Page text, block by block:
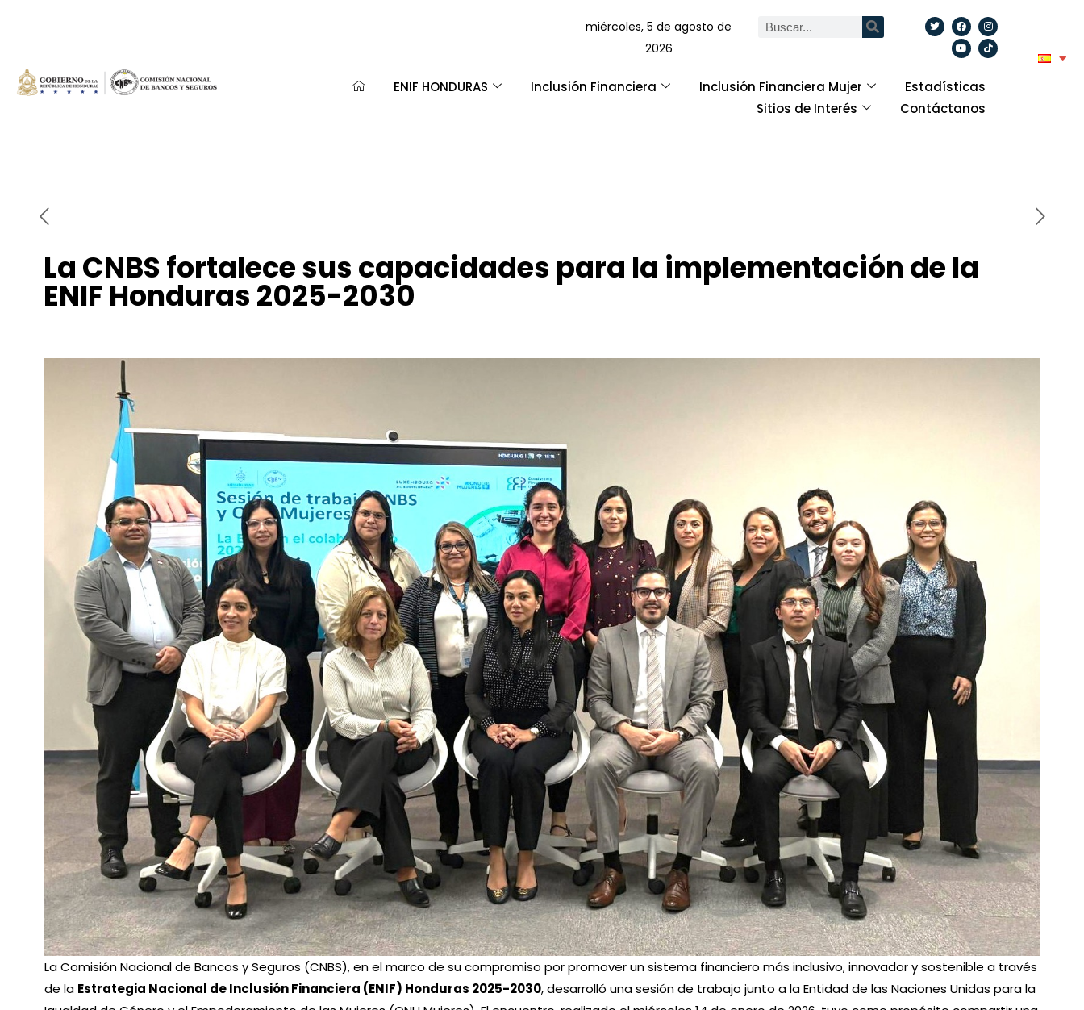
miércoles, 5 de agosto de
2026
ENIF HONDURAS Inclusión Financiera Inclusión Financiera Mujer
Estadísticas
Sitios de Interés
Contáctanos
La CNBS fortalece sus capacidades para la implementación de la
ENIF Honduras 2025-2030
La Comisión Nacional de Bancos y Seguros (CNBS), en el marco de su compromiso por promover un sistema financiero más inclusivo, innovador y sostenible a través
de la Estrategia Nacional de Inclusión Financiera (ENIF) Honduras 2025-2030, desarrolló una sesión de trabajo junto a la Entidad de las Naciones Unidas para la